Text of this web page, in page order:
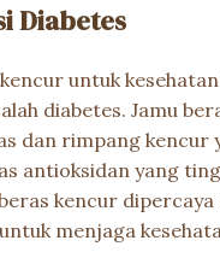
Diabetes
untuk kesehatan
diabetes. Jamu
dan rimpang kencur
antioksidan yang
kencur dipercaya
menjaga